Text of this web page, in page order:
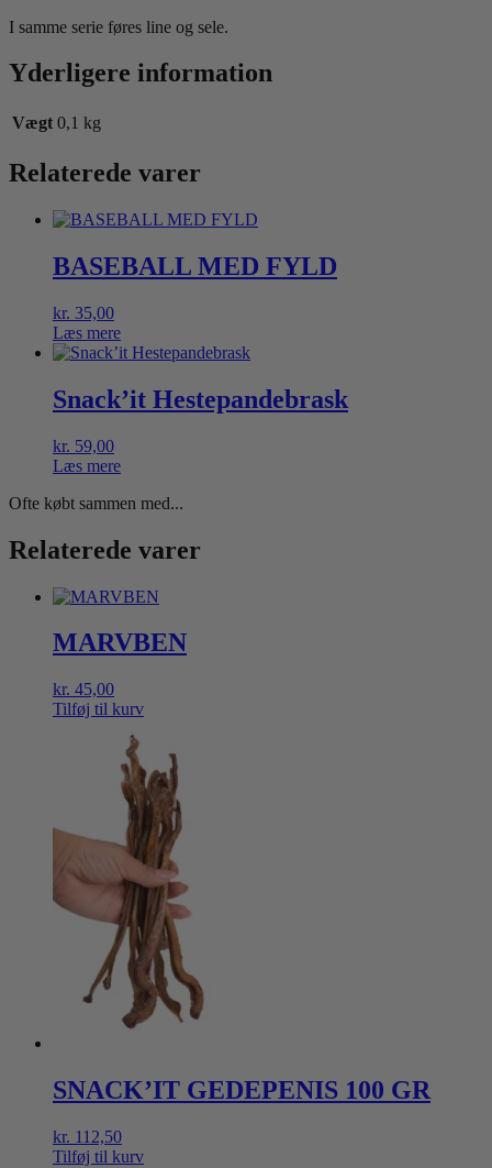
I samme serie føres line og sele.
Yderligere information
Vægt 0,1 kg
Relaterede varer
BASEBALL MED FYLD
kr. 35,00
Læs mere
Snack’it Hestepandebrask
kr. 59,00
Læs mere
Ofte købt sammen med...
Relaterede varer
MARVBEN
kr. 45,00
Tilføj til kurv
SNACK’IT GEDEPENIS 100 GR
kr. 112,50
Tilføj til kurv